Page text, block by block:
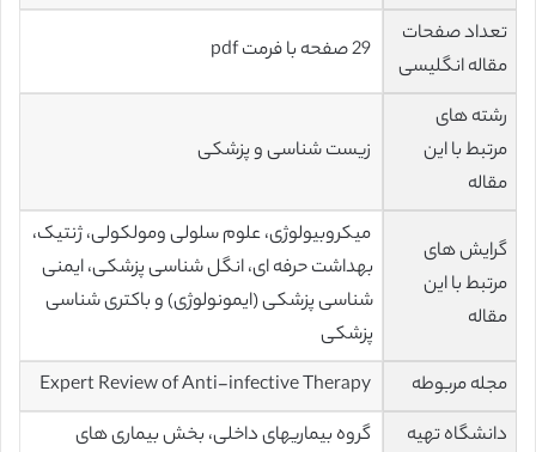
تعداد صفحات
مقاله انگلیسی
رشته های
مرتبط با این
مقاله
زیست شناسی و پزشکی
گرایش های
مرتبط با این
مقاله
میکروبیولوژی‌، علوم‌ سلولی‌ ومولکولی‌، ژنتیک‌،
بهداشت حرفه ای، انگل شناسی پزشکی، ایمنی
شناسی پزشکی (ایمونولوژی) و باکتری شناسی
پزشکی
مجله مربوطه
دانشگاه تهیه
گروه بیماریهای داخلی، بخش بیماری های